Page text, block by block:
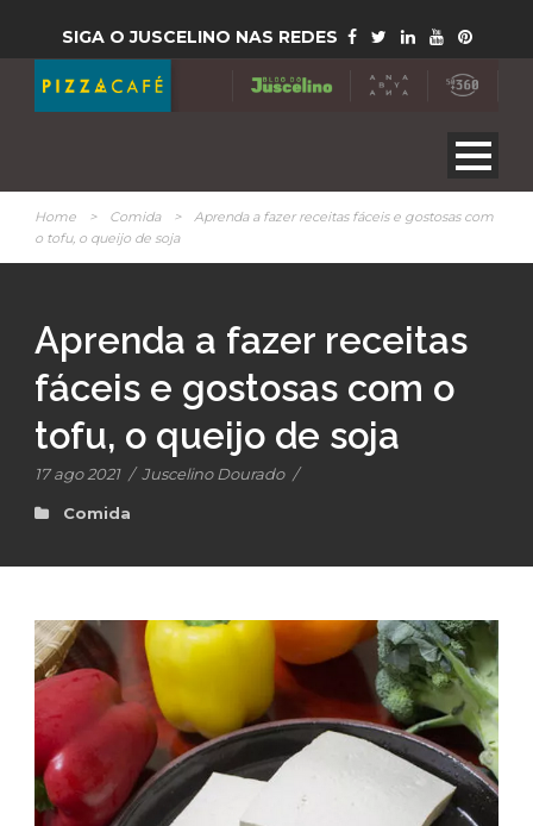
SIGA O JUSCELINO NAS REDES
Home > Comida >
Aprenda a fazer receitas fáceis e gostosas com
o tofu, o queijo de soja
Aprenda a fazer receitas
fáceis e gostosas com o
tofu, o queijo de soja
17 ago 2021 / Juscelino Dourado /
Comida